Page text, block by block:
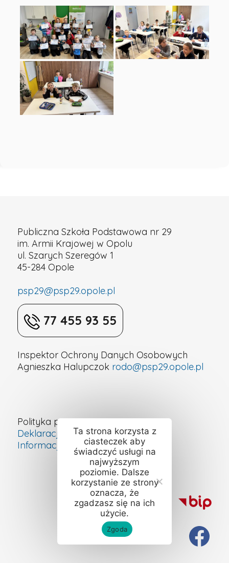
Publiczna Szkoła Podstawowa nr 29
im. Armii Krajowej w Opolu
ul. Szarych Szeregów 1
45-284 Opole
psp29@psp29.opole.pl
77 455 93 55
Inspektor Ochrony Danych Osobowych
Agnieszka Halupczok rodo@psp29.opole.pl
Polityka prywatności
Deklaracja dostępności cyfrowej
Informacje o szkole – ETR
Ta strona korzysta z
ciasteczek aby
świadczyć usługi na
najwyższym
poziomie. Dalsze
korzystanie ze strony
oznacza, że
zgadzasz się na ich
użycie.
Zgoda